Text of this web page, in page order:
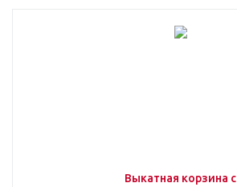
Выкатная корзина с